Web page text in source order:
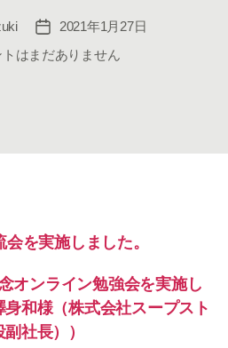
投
稿
日
2021年1月27日
トはまだありません
を実施しました。
オンライン勉強会を実施し
和様（株式会社スープスト
社長））